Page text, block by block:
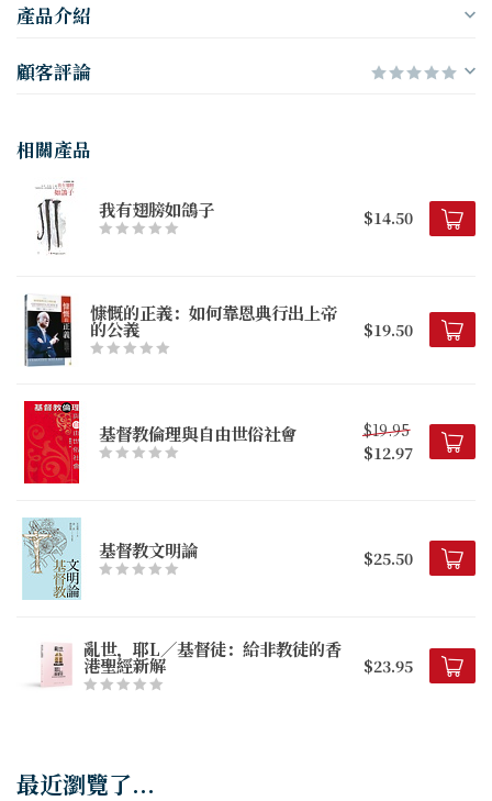
產品介紹
顧客評論
相關產品
我有翅膀如鴿子 $14.50
慷慨的正義：如何靠恩典行出上帝
的公義 $19.50
基督教倫理與自由世俗社會
$19.95
$12.97
基督教文明論 $25.50
亂世，耶L／基督徒：給非教徒的香
港聖經新解 $23.95
最近瀏覽了...